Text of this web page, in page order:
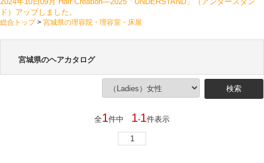
ド）アップしました。
総合トップ> 宮城県の理容院・理容室・床屋
宮城県のヘアカタログ
全1件中 1-1件表示
1